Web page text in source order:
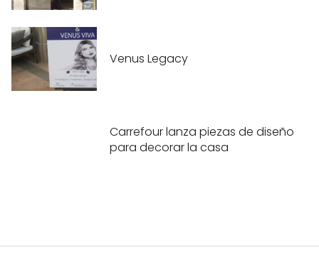
Venus Legacy
Carrefour lanza piezas de diseño
para decorar la casa